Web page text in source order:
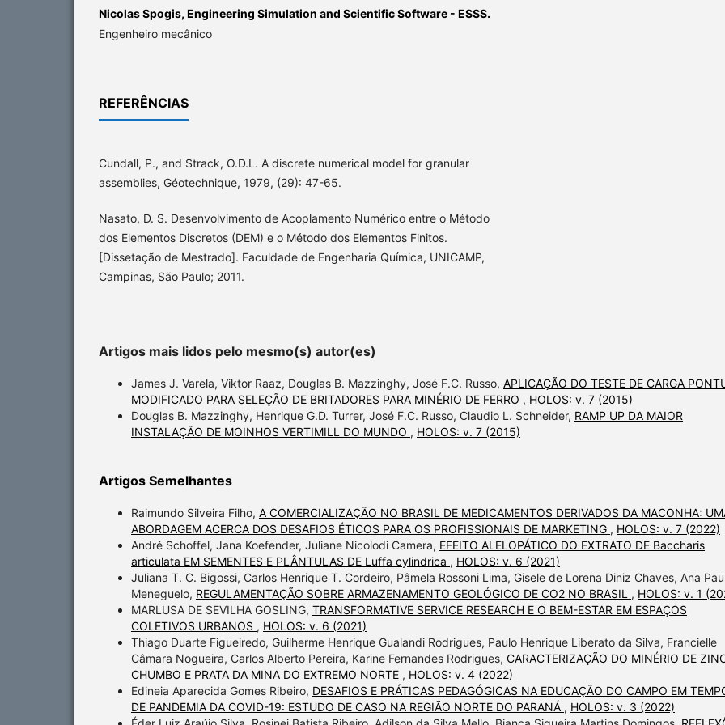
Nicolas Spogis, Engineering Simulation and Scientific Software - ESSS.
Engenheiro mecânico
REFERÊNCIAS
Cundall, P., and Strack, O.D.L. A discrete numerical model for granular
assemblies, Géotechnique, 1979, (29): 47-65.
Nasato, D. S. Desenvolvimento de Acoplamento Numérico entre o Método
dos Elementos Discretos (DEM) e o Método dos Elementos Finitos.
[Dissetação de Mestrado]. Faculdade de Engenharia Química, UNICAMP,
Campinas, São Paulo; 2011.
Artigos mais lidos pelo mesmo(s) autor(es)
James J. Varela, Viktor Raaz, Douglas B. Mazzinghy, José F.C. Russo, APLICAÇÃO DO TESTE DE CARGA
MODIFICADO PARA SELEÇÃO DE BRITADORES PARA MINÉRIO DE FERRO , HOLOS: v. 7 (2015)
Douglas B. Mazzinghy, Henrique G.D. Turrer, José F.C. Russo, Claudio L. Schneider, RAMP UP DA MAIOR
INSTALAÇÃO DE MOINHOS VERTIMILL DO MUNDO , HOLOS: v. 7 (2015)
Artigos Semelhantes
Raimundo Silveira Filho, A COMERCIALIZAÇÃO NO BRASIL DE MEDICAMENTOS DERIVADOS DA MACONHA:
ABORDAGEM ACERCA DOS DESAFIOS ÉTICOS PARA OS PROFISSIONAIS DE MARKETING , HOLOS: v. 7 (2022)
André Schoffel, Jana Koefender, Juliane Nicolodi Camera, EFEITO ALELOPÁTICO DO EXTRATO DE Baccharis
articulata EM SEMENTES E PLÂNTULAS DE Luffa cylindrica , HOLOS: v. 6 (2021)
Juliana T. C. Bigossi, Carlos Henrique T. Cordeiro, Pâmela Rossoni Lima, Gisele de Lorena Diniz Chaves, Ana
Meneguelo, REGULAMENTAÇÃO SOBRE ARMAZENAMENTO GEOLÓGICO DE CO2 NO BRASIL , HOLOS: v. 1
MARLUSA DE SEVILHA GOSLING, TRANSFORMATIVE SERVICE RESEARCH E O BEM-ESTAR EM ESPAÇOS
COLETIVOS URBANOS , HOLOS: v. 6 (2021)
Thiago Duarte Figueiredo, Guilherme Henrique Gualandi Rodrigues, Paulo Henrique Liberato da Silva, Francielle
Câmara Nogueira, Carlos Alberto Pereira, Karine Fernandes Rodrigues, CARACTERIZAÇÃO DO MINÉRIO DE
CHUMBO E PRATA DA MINA DO EXTREMO NORTE , HOLOS: v. 4 (2022)
Edineia Aparecida Gomes Ribeiro, DESAFIOS E PRÁTICAS PEDAGÓGICAS NA EDUCAÇÃO DO CAMPO EM
DE PANDEMIA DA COVID-19: ESTUDO DE CASO NA REGIÃO NORTE DO PARANÁ , HOLOS: v. 3 (2022)